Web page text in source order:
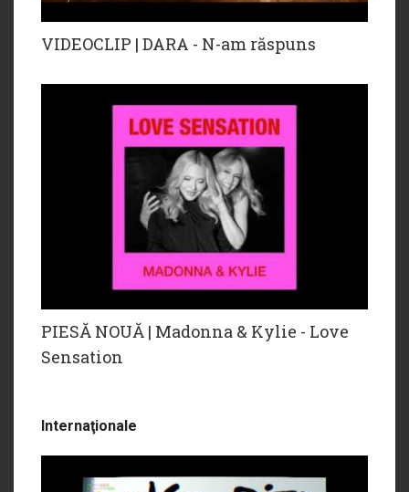
VIDEOCLIP | DARA - N-am răspuns
PIESĂ NOUĂ | Madonna & Kylie - Love
Sensation
Internaţionale